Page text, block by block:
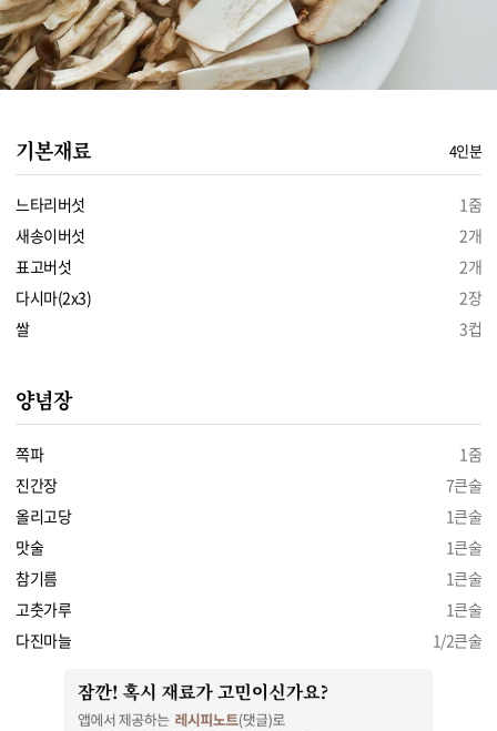
기본재료 4인분
느타리버섯
1줌
새송이버섯
2개
표고버섯
2개
다시마(2x3)
2장
쌀
3컵
양념장
쪽파
1줌
진간장
7큰술
올리고당
1큰술
맛술
1큰술
참기름
1큰술
고춧가루
1큰술
다진마늘
1/2큰술